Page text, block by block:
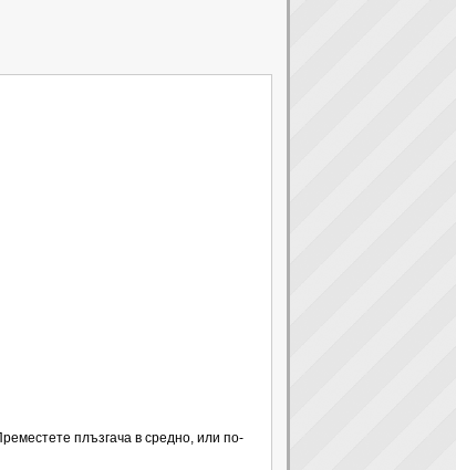
плъзгача в средно, или по-